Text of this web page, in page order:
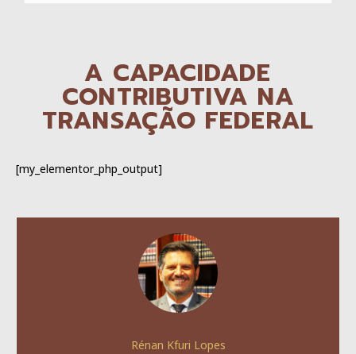
A CAPACIDADE
CONTRIBUTIVA NA
TRANSAÇÃO FEDERAL
[my_elementor_php_output]
Rénan Kfuri Lopes